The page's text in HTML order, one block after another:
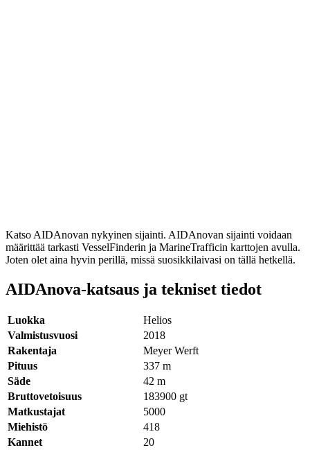
Katso AIDAnovan nykyinen sijainti. AIDAnovan sijainti voidaan
määrittää tarkasti VesselFinderin ja MarineTrafficin karttojen avulla.
Joten olet aina hyvin perillä, missä suosikkilaivasi on tällä hetkellä.
AIDAnova-katsaus ja tekniset tiedot
Luokka
Helios
Valmistusvuosi
2018
Rakentaja
Meyer Werft
Pituus
337 m
Säde
42 m
Bruttovetoisuus
183900 gt
Matkustajat
5000
Miehistö
418
Kannet
20